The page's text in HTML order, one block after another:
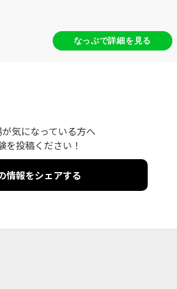
なっぷで詳細を見る
気になっている方へ
を投稿ください！
情報をシェアする